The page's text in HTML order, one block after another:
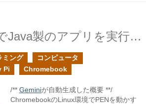
ChromebookでJava製のアプリを実行する
ミング
コンピュータ
Pi
Chromebook
/** Geminiが自動生成した概要 **/
ChromebookのLinux環境でPENを動かす